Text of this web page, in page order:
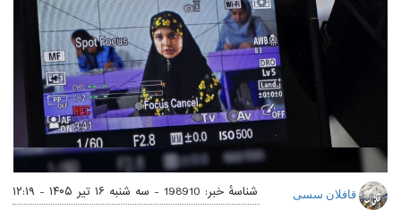
قافلان سسی شناسهٔ خبر: 198910 -
سه شنبه ۱۶ تیر ۱۴۰۵ - ۱۲:۱۹